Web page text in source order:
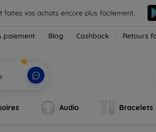
faites vos achats encore plus facilement.
paiement Blog Cashback Retours
Audio Bracelets